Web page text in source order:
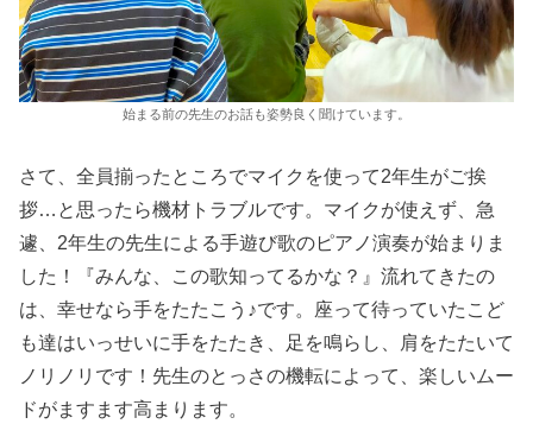
始まる前の先生のお話も姿勢良く聞けています。
さて、全員揃ったところでマイクを使って2年生がご挨
拶…と思ったら機材トラブルです。マイクが使えず、急
遽、2年生の先生による手遊び歌のピアノ演奏が始まりま
した！『みんな、この歌知ってるかな？』流れてきたの
は、幸せなら手をたたこう♪です。座って待っていたこど
も達はいっせいに手をたたき、足を鳴らし、肩をたたいて
ノリノリです！先生のとっさの機転によって、楽しいムー
ドがますます高まります。